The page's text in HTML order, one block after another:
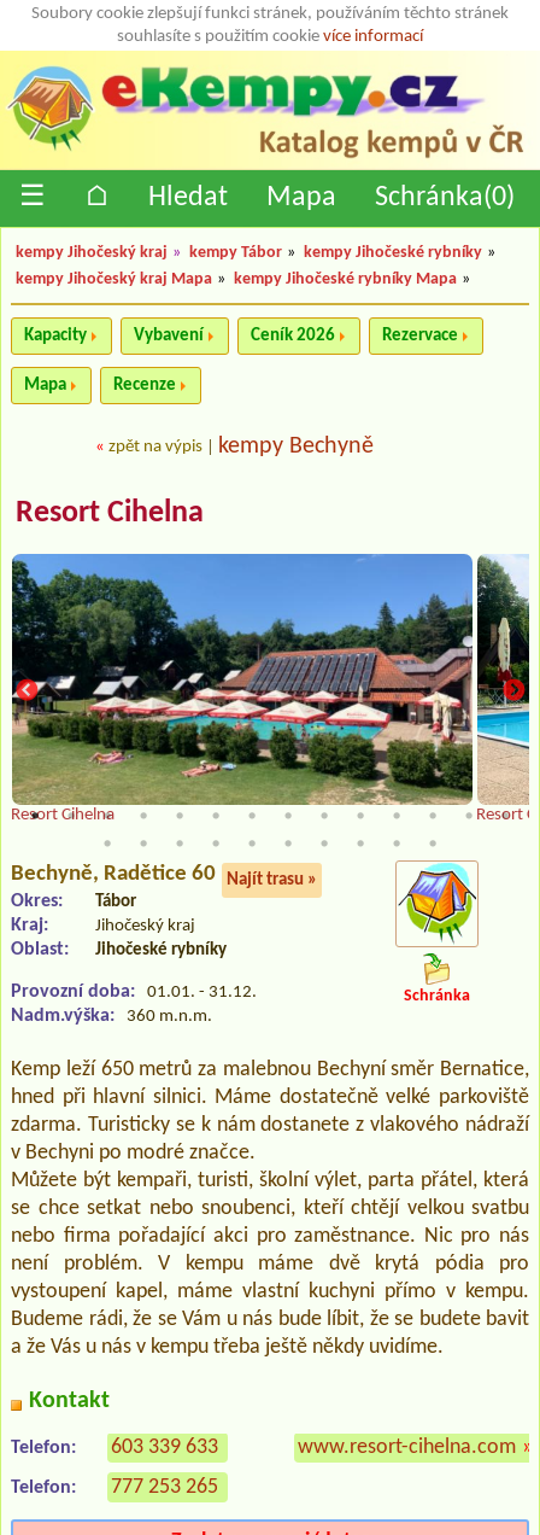
Soubory cookie zlepšují funkci stránek, používáním těchto stránek
souhlasíte s použitím cookie více informací
☰ ⌂ Hledat Mapa Schránka(0)
kempy Jihočeský kraj » kempy Tábor » kempy Jihočeské rybníky »
kempy Jihočeský kraj Mapa » kempy Jihočeské rybníky Mapa »
Kapacity Vybavení Ceník 2026 Rezervace
Mapa Recenze
« zpět na výpis kempy Bechyně
Resort Cihelna
Resort Cihelna Resort
Bechyně, Radětice 60 Najít trasu »
Okres: Tábor
Kraj: Jihočeský kraj
Oblast: Jihočeské rybníky
Provozní doba: 01.01. - 31.12.
Nadm.výška: 360 m.n.m.
Schránka
Kemp leží 650 metrů za malebnou Bechyní směr Bernatice,
hned při hlavní silnici. Máme dostatečně velké parkoviště
zdarma. Turisticky se k nám dostanete z vlakového nádraží
v Bechyni po modré značce.
Můžete být kempaři, turisti, školní výlet, parta přátel, která
se chce setkat nebo snoubenci, kteří chtějí velkou svatbu
nebo firma pořadající akci pro zaměstnance. Nic pro nás
není problém. V kempu máme dvě krytá pódia pro
vystoupení kapel, máme vlastní kuchyni přímo v kempu.
Budeme rádi, že se Vám u nás bude líbit, že se budete bavit
a že Vás u nás v kempu třeba ještě někdy uvidíme.
Kontakt
Telefon: 603 339 633
Telefon: 777 253 265
www.resort-cihelna.com »